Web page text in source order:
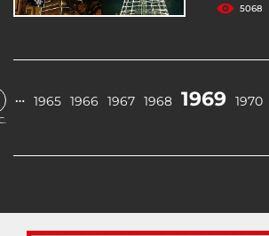
5068
… 1965 1966 1967 1968 1969 1970